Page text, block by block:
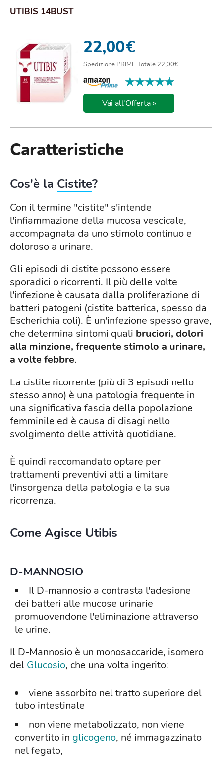
UTIBIS 14BUST
22,00€
Spedizione PRIME Totale 22,00€
★★★★★
★★★★★
Vai all'Offerta »
Caratteristiche
Cos'è la Cistite?
Con il termine "cistite" s'intende
l'infiammazione della mucosa vescicale,
accompagnata da uno stimolo continuo e
doloroso a urinare.
Gli episodi di cistite possono essere
sporadici o ricorrenti. Il più delle volte
l'infezione è causata dalla proliferazione di
batteri patogeni (cistite batterica, spesso da
Escherichia coli). È un'infezione spesso grave,
che determina sintomi quali bruciori, dolori
alla minzione, frequente stimolo a urinare,
a volte febbre.
La cistite ricorrente (più di 3 episodi nello
stesso anno) è una patologia frequente in
una significativa fascia della popolazione
femminile ed è causa di disagi nello
svolgimento delle attività quotidiane.
È quindi raccomandato optare per
trattamenti preventivi atti a limitare
l'insorgenza della patologia e la sua
ricorrenza.
Come Agisce Utibis
D-MANNOSIO
Il D-mannosio a contrasta l'adesione
dei batteri alle mucose urinarie
promuovendone l'eliminazione attraverso
le urine.
Il D-Mannosio è un monosaccaride, isomero
del Glucosio, che una volta ingerito:
viene assorbito nel tratto superiore del
tubo intestinale
non viene metabolizzato, non viene
convertito in glicogeno, né immagazzinato
nel fegato,